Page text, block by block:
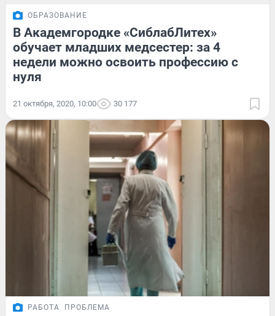
ОБРАЗОВАНИЕ
В Академгородке «СиблабЛитех»
обучает младших медсестер: за 4
недели можно освоить профессию с
нуля
21 октября, 2020, 10:00 30 177
РАБОТА ПРОБЛЕМА